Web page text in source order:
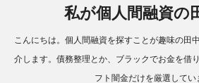
私が個人間融資の
こんにちは。個人間融資を探すことが趣味の田
介します。債務整理とか、ブラックでお金を借
フト闇金だけを厳選してい